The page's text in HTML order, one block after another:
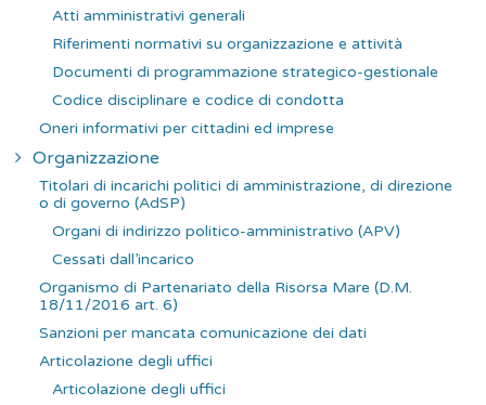
Atti amministrativi generali
Riferimenti normativi su organizzazione e attività
Documenti di programmazione strategico-gestionale
Codice disciplinare e codice di condotta
Oneri informativi per cittadini ed imprese
Organizzazione
Titolari di incarichi politici di amministrazione, di direzione
o di governo (AdSP)
Organi di indirizzo politico-amministrativo (APV)
Cessati dall’incarico
Organismo di Partenariato della Risorsa Mare (D.M.
18/11/2016 art. 6)
Sanzioni per mancata comunicazione dei dati
Articolazione degli uffici
Articolazione degli uffici